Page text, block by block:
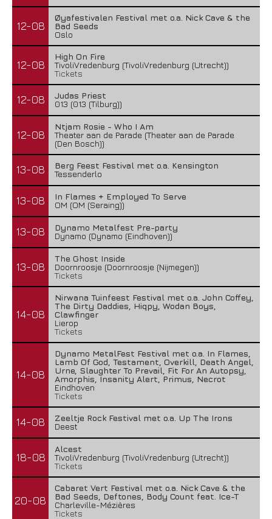
12-08
Øyafestivalen Festival met o.a. Nick Cave & the
Bad Seeds
Oslo
12-08
High On Fire
TivoliVredenburg (TivoliVredenburg (Utrecht))
Tickets
12-08
Judas Priest
013 (013 (Tilburg))
12-08
Ntjam Rosie - Who I Am
Theater aan de Parade (Theater aan de Parade
(Den Bosch))
13-08
Berg Feest Festival met o.a. Kensington
Tessenderlo
13-08
In Flames + Employed To Serve
OM (OM (Seraing))
13-08
Dynamo Metalfest Pre-party
Dynamo (Dynamo (Eindhoven))
13-08
The Ghost Inside
Doornroosje (Doornroosje (Nijmegen))
Tickets
14-08
Nirwana Tuinfeest Festival met o.a. John Coffey,
The Dirty Daddies, Hiqpy, Wodan Boys,
Clawfinger
Lierop
Tickets
14-08
Dynamo MetalFest Festival met o.a. In Flames,
Lamb Of God, Testament, Overkill, Death Angel,
Urne, Slaughter To Prevail, Fit For An Autopsy,
Amorphis, Insanity Alert, Primus, Necrot
Eindhoven
Tickets
14-08
Zeeltje Rock Festival met o.a. Up The Irons
Deest
18-08
Alcest
TivoliVredenburg (TivoliVredenburg (Utrecht))
Tickets
20-08
Cabaret Vert Festival met o.a. Nick Cave & the
Bad Seeds, Deftones, Body Count feat. Ice-T
Charleville-Mézières
Tickets